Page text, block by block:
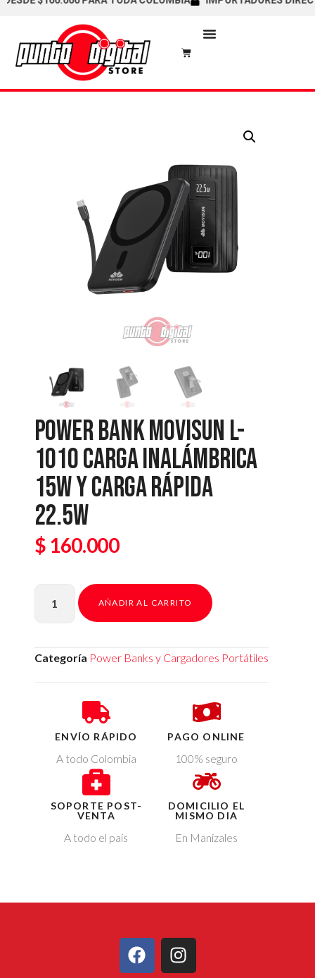
POWER BANK MOVISUN L-
1010 CARGA INALÁMBRICA
15W Y CARGA RÁPIDA
22.5W
$ 160.000
AÑADIR AL CARRITO
Categoría Power Banks y Cargadores Portátiles
ENVÍO RÁPIDO
A todo Colombia
SOPORTE POST-
VENTA
A todo el país
PAGO ONLINE
100% seguro
DOMICILIO EL
MISMO DIA
En Manizales